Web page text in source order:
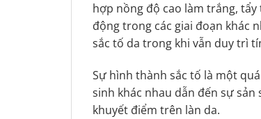
hợp nồng độ cao làm trắng,
động trong các giai đoạn khác
sắc tố da trong khi vẫn duy trì
Sự hình thành sắc tố là một
sinh khác nhau dẫn đến sự
khuyết điểm trên làn da.